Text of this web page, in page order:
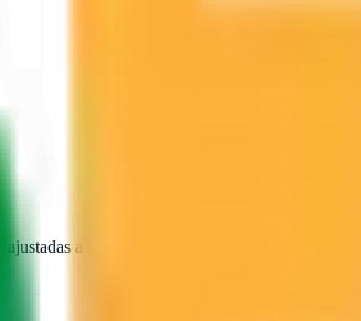
a tu proyecto.